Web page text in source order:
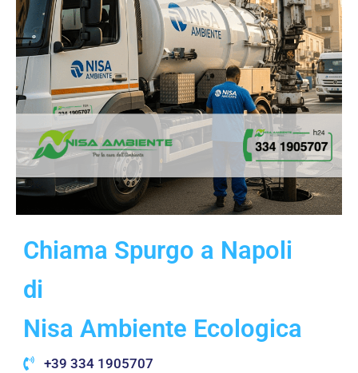
Chiama Spurgo a Napoli
di
Nisa Ambiente Ecologica
+39 334 1905707